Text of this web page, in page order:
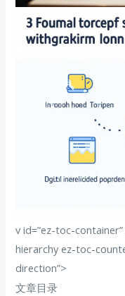
v id=”ez-toc-
hierarchy ez-toc-
direction”>
文章目录